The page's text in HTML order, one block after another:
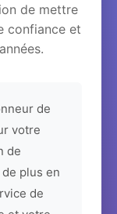
de mettre
confiance et
de
votre
de
plus en
de